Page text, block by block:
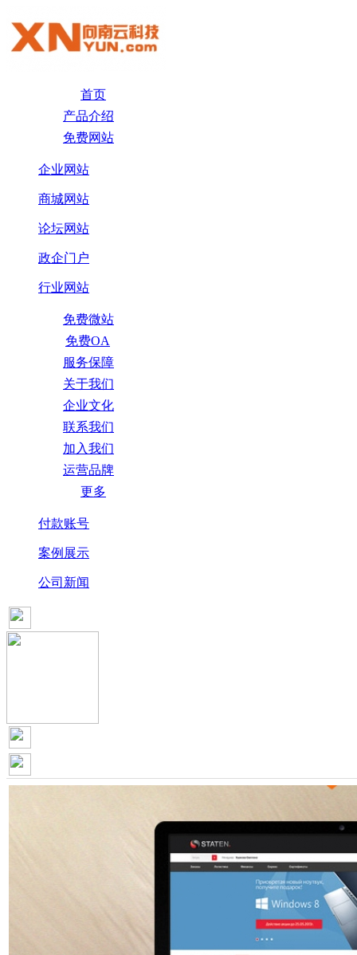
首页
产品介绍
免费网站
企业网站
商城网站
论坛网站
政企门户
行业网站
免费微站
免费OA
服务保障
关于我们
企业文化
联系我们
加入我们
运营品牌
更多
付款账号
案例展示
公司新闻